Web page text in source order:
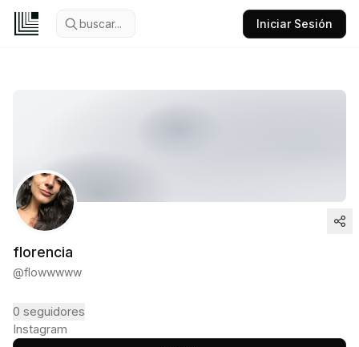
buscar... Iniciar Sesión
florencia
@flowwwww
0 seguidores
Instagram